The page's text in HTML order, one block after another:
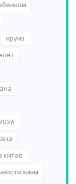
круиз
китае
хивы